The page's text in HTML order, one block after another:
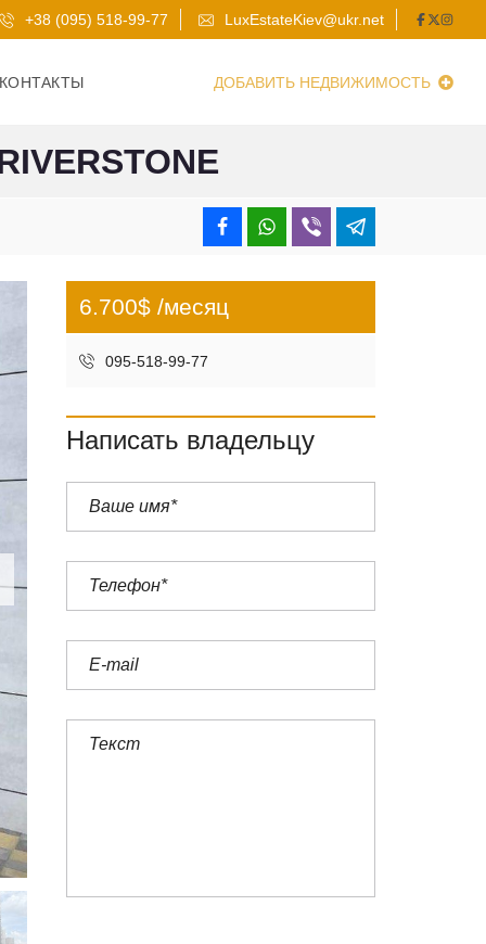
+38 (095) 518-99-77 LuxEstateKiev@ukr.net
ДОБАВИТЬ НЕДВИЖИМОСТЬ
6.700$ /месяц
095-518-99-77
Написать владельцу